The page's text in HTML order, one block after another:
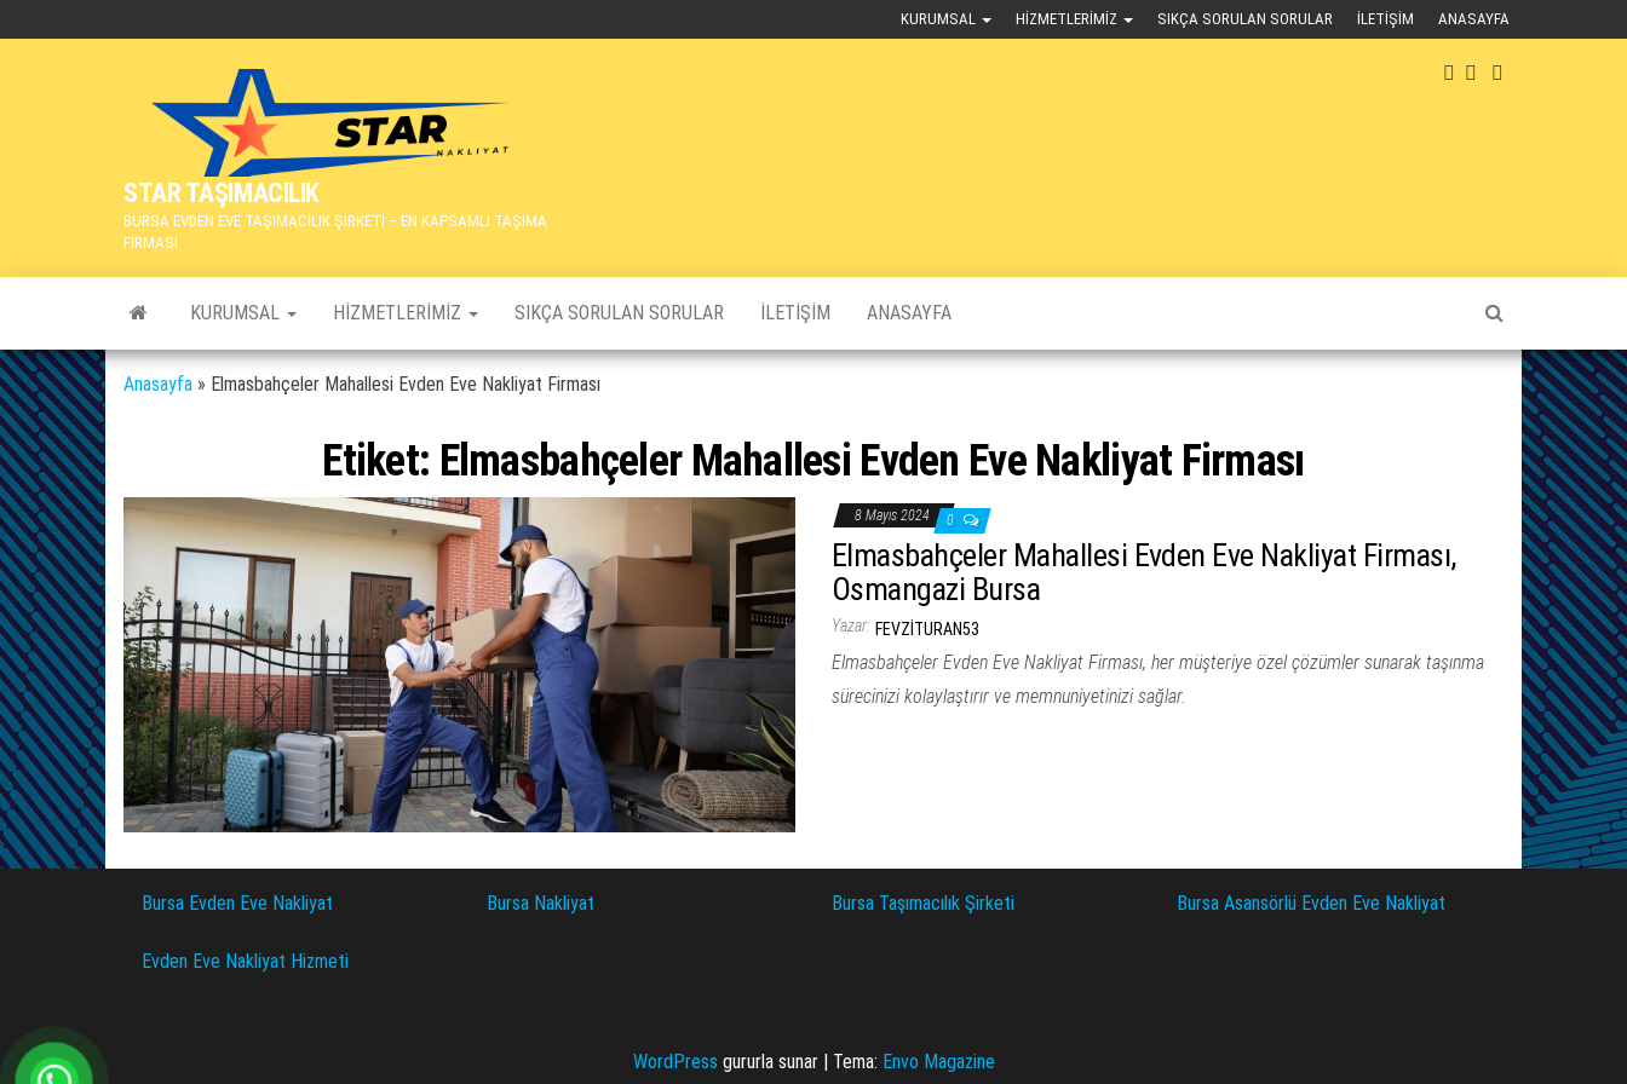
KURUMSAL HIZMETLERIMIZ SIKÇA SORULAN SORULAR İLETIŞIM ANASAYFA
STAR TAŞIMACILIK
BURSA EVDEN EVE TAŞIMACILIK ŞİRKETİ – EN KAPSAMLI TAŞIMA
FİRMASI
KURUMSAL HIZMETLERIMIZ SIKÇA SORULAN SORULAR İLETIŞIM ANASAYFA
Anasayfa » Elmasbahçeler Mahallesi Evden Eve Nakliyat Firması
Etiket: Elmasbahçeler Mahallesi Evden Eve Nakliyat Firması
8 Mayıs 2024 0
Elmasbahçeler Mahallesi Evden Eve Nakliyat Firması,
Osmangazi Bursa
Yazar: FEVZITURAN53
Elmasbahçeler Evden Eve Nakliyat Firması, her müşteriye özel çözümler sunarak taşınma
sürecinizi kolaylaştırır ve memnuniyetinizi sağlar.
Bursa Evden Eve Nakliyat Bursa Nakliyat Bursa Taşımacılık Şirketi Bursa Asansörlü Evden Eve Nakliyat
Evden Eve Nakliyat Hizmeti
WordPress gururla sunar Tema: Envo Magazine